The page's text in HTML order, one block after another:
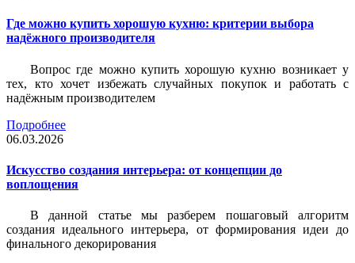
Где можно купить хорошую кухню: критерии выбора
надёжного производителя
Вопрос где можно купить хорошую кухню возникает у
тех, кто хочет избежать случайных покупок и работать с
надёжным производителем
Подробнее
06.03.2026
Искусство создания интерьера: от концепции до
воплощения
В данной статье мы разберем пошаговый алгоритм
создания идеального интерьера, от формирования идеи до
финального декорирования